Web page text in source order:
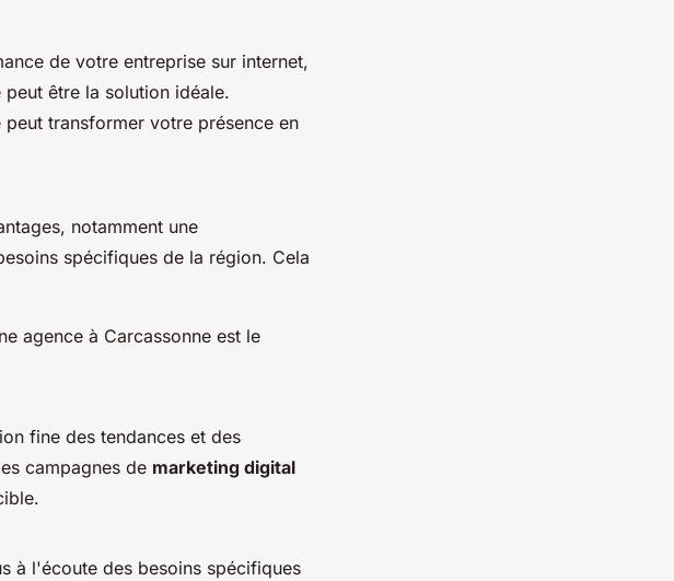
de votre entreprise sur internet,
être la solution idéale.
transformer votre présence en
notamment une
spécifiques de la région. Cela
agence à Carcassonne est le
fine des tendances et des
campagnes de marketing digital
à l'écoute des besoins spécifiques